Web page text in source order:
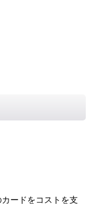
ードをコストを支